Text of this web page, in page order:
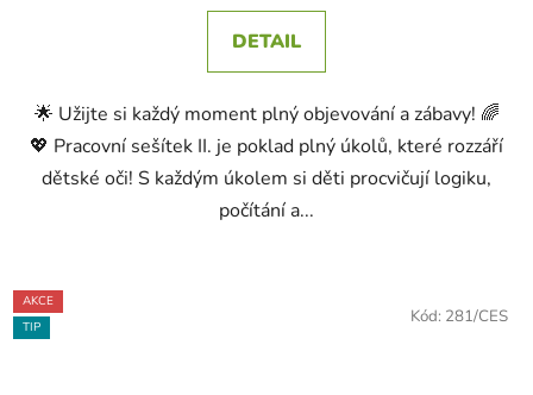
DETAIL
🌟 Užijte si každý moment plný objevování a zábavy! 🌈
💖 Pracovní sešítek II. je poklad plný úkolů, které rozzáří
dětské oči! S každým úkolem si děti procvičují logiku,
počítání a...
AKCE
TIP
Kód: 281/CES